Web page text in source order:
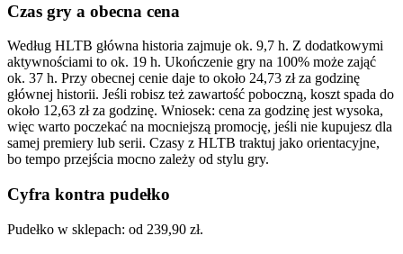
Czas gry a obecna cena
Według HLTB główna historia zajmuje ok. 9,7 h. Z dodatkowymi
aktywnościami to ok. 19 h. Ukończenie gry na 100% może zająć
ok. 37 h. Przy obecnej cenie daje to około 24,73 zł za godzinę
głównej historii. Jeśli robisz też zawartość poboczną, koszt spada do
około 12,63 zł za godzinę. Wniosek: cena za godzinę jest wysoka,
więc warto poczekać na mocniejszą promocję, jeśli nie kupujesz dla
samej premiery lub serii. Czasy z HLTB traktuj jako orientacyjne,
bo tempo przejścia mocno zależy od stylu gry.
Cyfra kontra pudełko
Pudełko w sklepach: od 239,90 zł.